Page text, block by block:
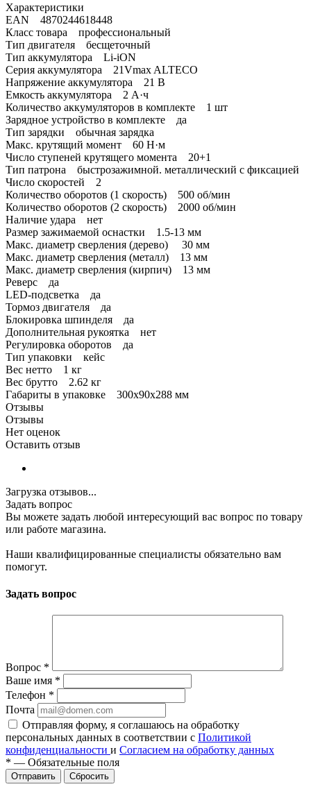
Характеристики
EAN 4870244618448
Класс товара профессиональный
Тип двигателя бесщеточный
Тип аккумулятора Li-iON
Серия аккумулятора 21Vmax ALTECO
Напряжение аккумулятора 21 В
Емкость аккумулятора 2 А·ч
Количество аккумуляторов в комплекте 1 шт
Зарядное устройство в комплекте да
Тип зарядки обычная зарядка
Макс. крутящий момент 60 Н·м
Число ступеней крутящего момента 20+1
Тип патрона быстрозажимной. металлический с фиксацией
Число скоростей 2
Количество оборотов (1 скорость) 500 об/мин
Количество оборотов (2 скорость) 2000 об/мин
Наличие удара нет
Размер зажимаемой оснастки 1.5-13 мм
Макс. диаметр сверления (дерево) 30 мм
Макс. диаметр сверления (металл) 13 мм
Макс. диаметр сверления (кирпич) 13 мм
Реверс да
LED-подсветка да
Тормоз двигателя да
Блокировка шпинделя да
Дополнительная рукоятка нет
Регулировка оборотов да
Тип упаковки кейс
Вес нетто 1 кг
Вес брутто 2.62 кг
Габариты в упаковке 300х90х288 мм
Отзывы
Отзывы
Нет оценок
Оставить отзыв
Загрузка отзывов...
Задать вопрос
Вы можете задать любой интересующий вас вопрос по товару
или работе магазина.
Наши квалифицированные специалисты обязательно вам
помогут.
Задать вопрос
Вопрос *
Ваше имя *
Телефон *
Почта
Отправляя форму, я соглашаюсь на обработку
персональных данных в соответствии с Политикой
конфиденциальности и Согласием на обработку данных
* — Обязательные поля
Сбросить